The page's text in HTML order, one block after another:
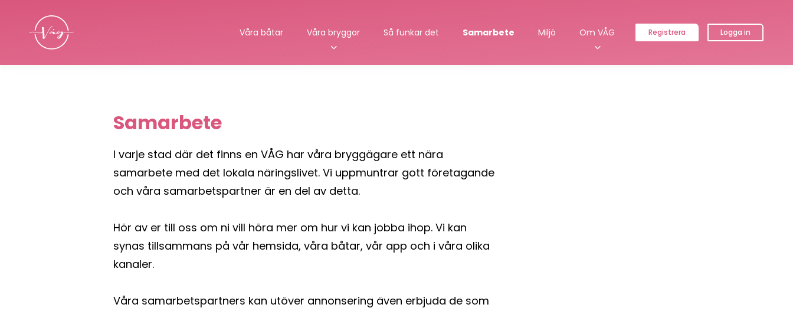
Våra båtar Våra bryggor Så funkar det Samarbete Miljö Om VÅG Registrera Logga in
Samarbete
I varje stad där det finns en VÅG har våra bryggägare ett nära
samarbete med det lokala näringslivet. Vi uppmuntrar gott företagande
och våra samarbetspartner är en del av detta.
Hör av er till oss om ni vill höra mer om hur vi kan jobba ihop. Vi kan
synas tillsammans på vår hemsida, våra båtar, vår app och i våra olika
kanaler.
Våra samarbetspartners kan utöver annonsering även erbjuda de som